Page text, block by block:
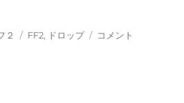
２
タ
FF2, ドロップ
FF2
コメント